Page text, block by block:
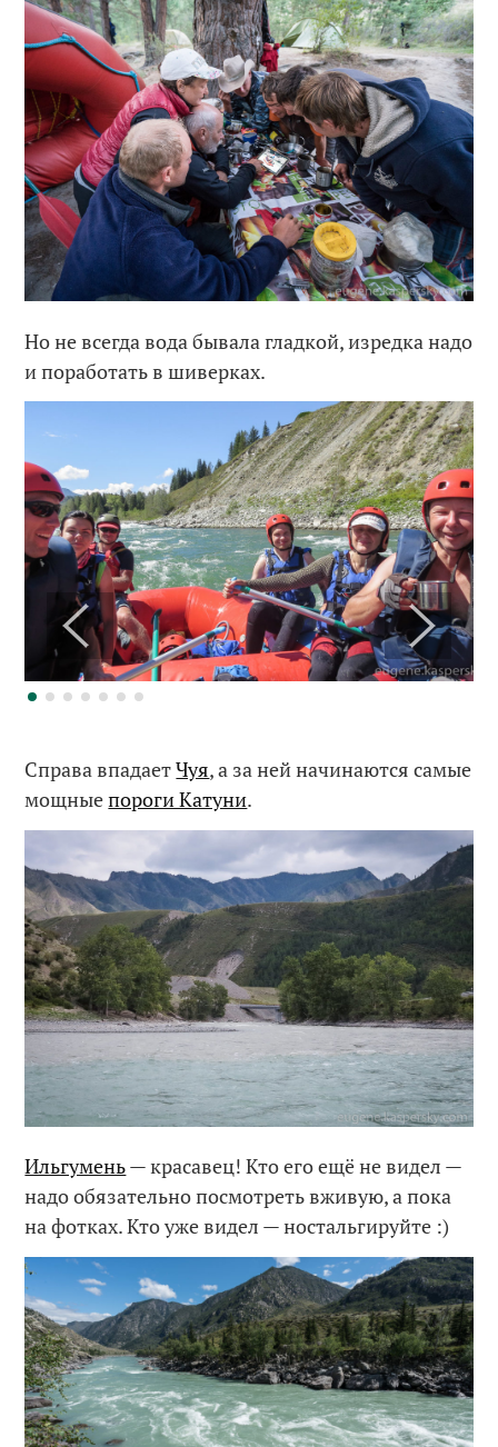
Но не всегда вода бывала гладкой, изредка надо
и поработать в шиверках.
Справа впадаетЧуя, а за ней начинаются самые
мощныепороги Катуни.
Ильгумень— красавец! Кто его ещё не видел —
надо обязательно посмотреть вживую, а пока
на фотках. Кто уже видел — ностальгируйте :)